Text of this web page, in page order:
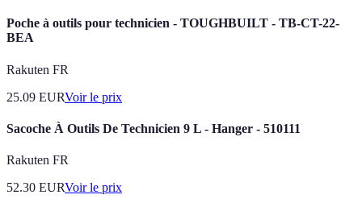
Poche à outils pour technicien - TOUGHBUILT - TB-CT-22-
BEA
Rakuten FR
25.09 EURVoir le prix
Sacoche À Outils De Technicien 9 L - Hanger - 510111
Rakuten FR
52.30 EURVoir le prix